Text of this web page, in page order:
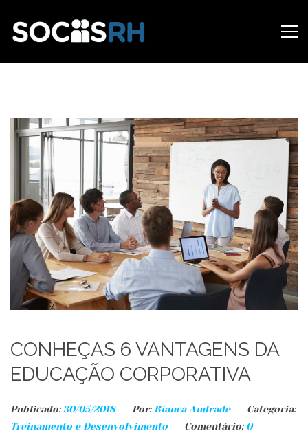
CONHEÇAS 6 VANTAGENS DA
EDUCAÇÃO CORPORATIVA
Publicado: 30/05/2018 Por: Bianca Andrade
Categoria:
Treinamento e Desenvolvimento
Comentário:0